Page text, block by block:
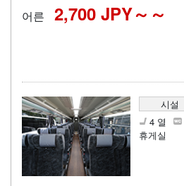
어른 2,700 JPY～
시설
4 열
휴게실